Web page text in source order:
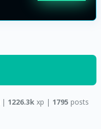
| 1226.3kxp | 1795 posts